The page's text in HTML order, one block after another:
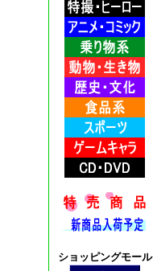
ショッピングモール